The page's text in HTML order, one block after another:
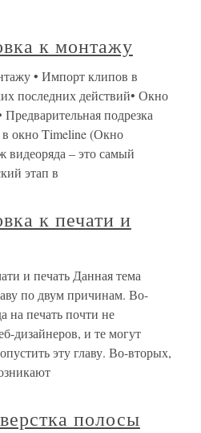
к монтажу
• Импорт клипов в
последних действий• Окно
подрезка
окно Timeline (Окно
– это самый
этап в
к печати и
и печать Данная тема
по двум причинам. Во-
на печать почти не
дизайнеров, и те могут
эту главу. Во-вторых,
полосы